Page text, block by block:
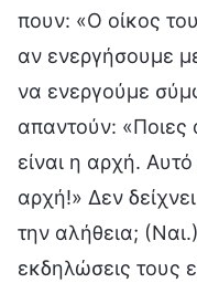
πουν: «Ο οίκος
αν ενεργήσουμε
να ενεργούμε
απαντούν: «Ποιες
είναι η αρχή.
αρχή!» Δεν
την αλήθεια;
εκδηλώσεις τους